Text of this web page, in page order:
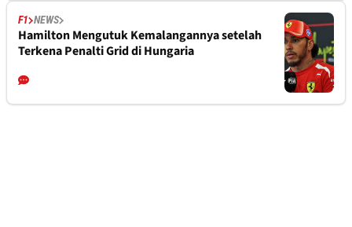
F1 NEWS
Hamilton Mengutuk Kemalangannya setelah
Terkena Penalti Grid di Hungaria